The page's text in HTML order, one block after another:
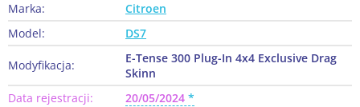
Marka:
Citroen
Model:
DS7
Modyfikacja:
E-Tense 300 Plug-In 4x4 Exclusive Drag
Skinn
Data rejestracji:
20/05/2024